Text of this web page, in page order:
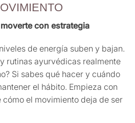
con estrategia
de energía suben y bajan.
rutinas ayurvédicas realmente
Si sabes qué hacer y cuándo
el hábito. Empieza con
cómo el movimiento deja de ser